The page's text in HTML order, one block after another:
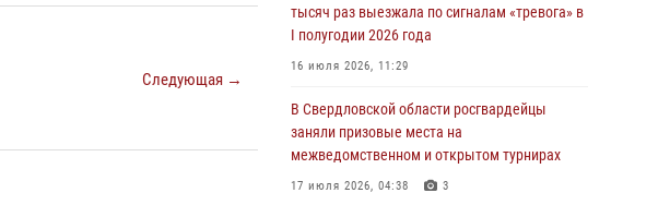
Следующая →
межведомственном антитеррористическом
учении в Свердловской области
31 июля 2026, 12:27
Росгвардия обеспечивает безопасность
граждан на южном направлении
31 июля 2026, 06:56 1
тысяч раз выезжала по сигналам «тревога» в
I полугодии 2026 года
16 июля 2026, 11:29
В Свердловской области росгвардейцы
заняли призовые места на
межведомственном и открытом турнирах
17 июля 2026, 04:38 3